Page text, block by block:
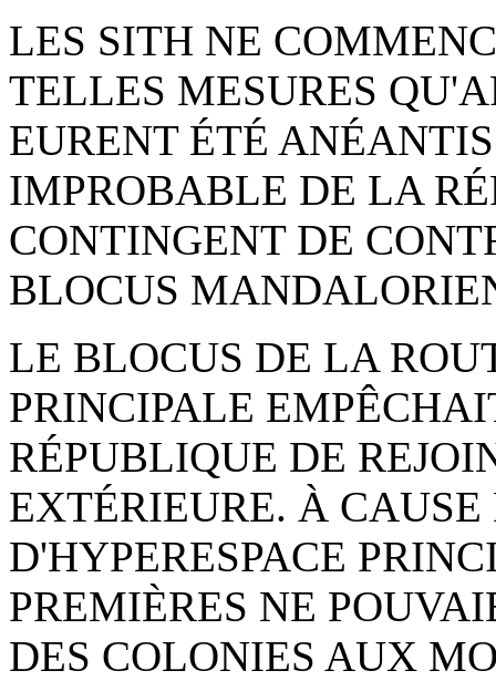
LES SITH NE
TELLES MESURES
EURENT ÉTÉ
IMPROBABLE DE LA
CONTINGENT DE
BLOCUS
LE BLOCUS DE LA
PRINCIPALE
RÉPUBLIQUE DE
EXTÉRIEURE. À
D'HYPERESPACE
PREMIÈRES NE
DES COLONIES AUX